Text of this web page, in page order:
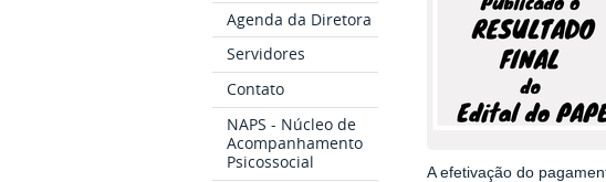
Agenda da Diretora
Servidores
Contato
NAPS - Núcleo de
Acompanhamento
Psicossocial
A efetivação do